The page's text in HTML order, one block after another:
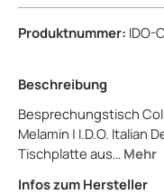
Produktnummer: IDO-
Beschreibung
Besprechungstisch
Melamin | I.D.O. Italian
Tischplatte aus… Mehr
Infos zum Hersteller